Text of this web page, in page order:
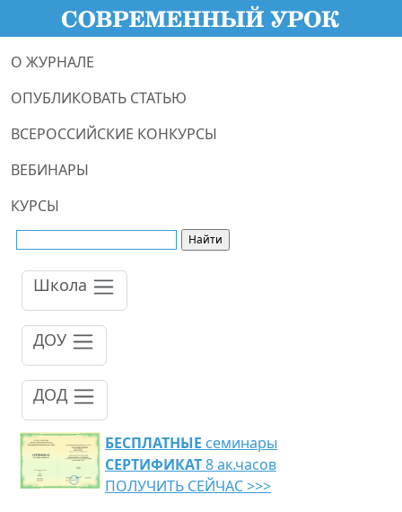
О ЖУРНАЛЕ
ОПУБЛИКОВАТЬ СТАТЬЮ
ВСЕРОССИЙСКИЕ КОНКУРСЫ
ВЕБИНАРЫ
КУРСЫ
Школа
ДОУ
ДОД
БЕСПЛАТНЫЕ семинары
СЕРТИФИКАТ8 ак.часов
ПОЛУЧИТЬ СЕЙЧАС >>>